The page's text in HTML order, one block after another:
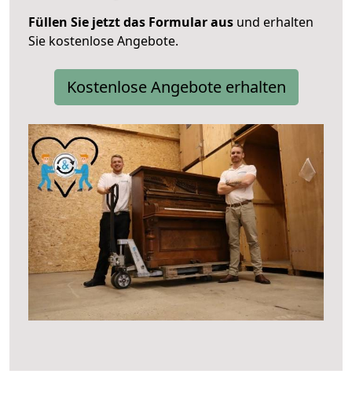
Füllen Sie jetzt das Formular aus und erhalten
Sie kostenlose Angebote.
Kostenlose Angebote erhalten